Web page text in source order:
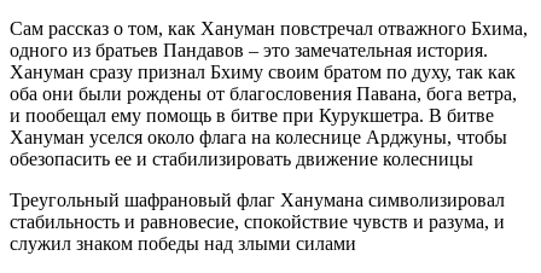
Сам рассказ о том, как Хануман повстречал отважного Бхима,
одного из братьев Пандавов – это замечательная история.
Хануман сразу признал Бхиму своим братом по духу, так как
оба они были рождены от благословения Павана, бога ветра,
и пообещал ему помощь в битве при Курукшетра. В битве
Хануман уселся около флага на колеснице Арджуны, чтобы
обезопасить ее и стабилизировать движение колесницы
Треугольный шафрановый флаг Ханумана символизировал
стабильность и равновесие, спокойствие чувств и разума, и
служил знаком победы над злыми силами